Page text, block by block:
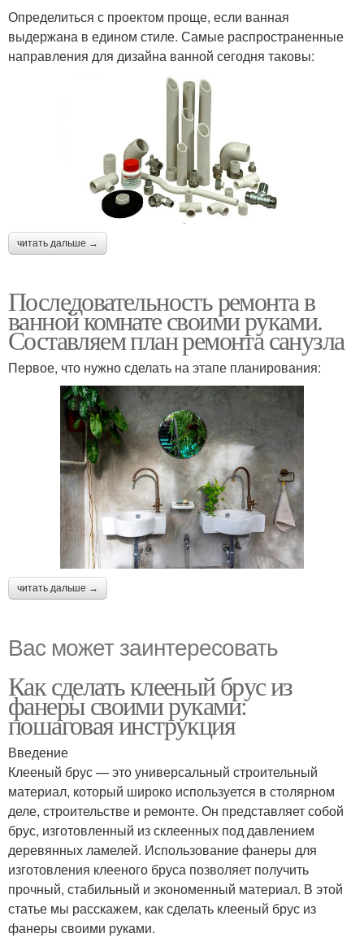
Определиться с проектом проще, если ванная
выдержана в едином стиле. Самые распространенные
направления для дизайна ванной сегодня таковы:
читать дальше →
Последовательность ремонта в
ванной комнате своими руками.
Составляем план ремонта санузла
Первое, что нужно сделать на этапе планирования:
читать дальше →
Вас может заинтересовать
Как сделать клееный брус из
фанеры своими руками:
пошаговая инструкция
Введение
Клееный брус — это универсальный строительный
материал, который широко используется в столярном
деле, строительстве и ремонте. Он представляет собой
брус, изготовленный из склеенных под давлением
деревянных ламелей. Использование фанеры для
изготовления клееного бруса позволяет получить
прочный, стабильный и экономенный материал. В этой
статье мы расскажем, как сделать клееный брус из
фанеры своими руками.